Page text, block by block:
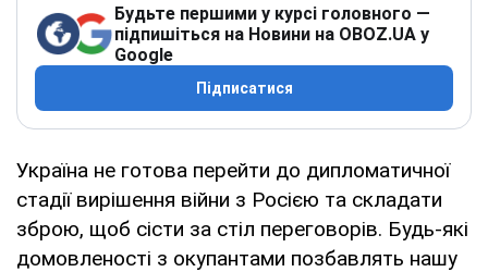
Будьте першими у курсі головного —
підпишіться на Новини на OBOZ.UA у
Google
Підписатися
Україна не готова перейти до дипломатичної
стадії вирішення війни з Росією та складати
зброю, щоб сісти за стіл переговорів. Будь-які
домовленості з окупантами позбавлять нашу